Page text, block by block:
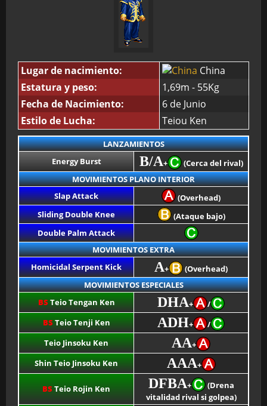
Lugar de nacimiento:
China
Estatura y peso:
1,69m - 55Kg
Fecha de Nacimiento:
6 de Junio
Estilo de Lucha:
Teiou Ken
LANZAMIENTOS
Energy Burst
B/A+
(Cerca del rival)
MOVIMIENTOS PLANO INTERIOR
Slap Attack
(Overhead)
Sliding Double Knee
(Ataque bajo)
Double Palm Attack
MOVIMIENTOS EXTRA
Homicidal Serpent Kick
A+
(Overhead)
MOVIMIENTOS ESPECIALES
BSTeio Tengan Ken DHA+
/
BSTeio Tenji Ken ADH+
/
Teio Jinsoku Ken
AA+
Shin Teio Jinsoku Ken
AAA+
BS Teio Rojin Ken DFBA+
(Drena
vitalidad rival si golpea)